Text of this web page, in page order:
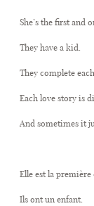
ABOUT
She’s the first and
They have a kid.
They complete
Each love story is
And sometimes it
Elle est la première
Ils ont un enfant.